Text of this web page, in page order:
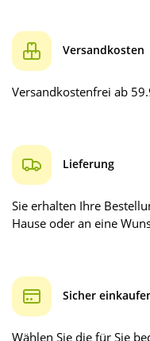
Versandkosten
Versandkostenfrei ab
Lieferung
Sie erhalten Ihre
Hause oder an eine
Sicher
Wählen Sie die für Sie